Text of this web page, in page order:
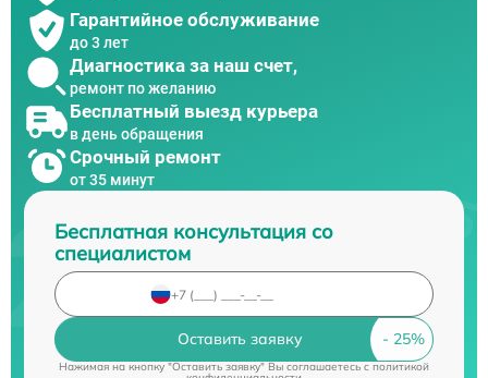
Гарантийное обслуживание
до 3 лет
Диагностика за наш счет,
ремонт по желанию
Бесплатный выезд курьера
в день обращения
Срочный ремонт
от 35 минут
Бесплатная консультация со
специалистом
Оставить заявку
Нажимая на кнопку "Оставить заявку" Вы соглашаетесь cполитикой